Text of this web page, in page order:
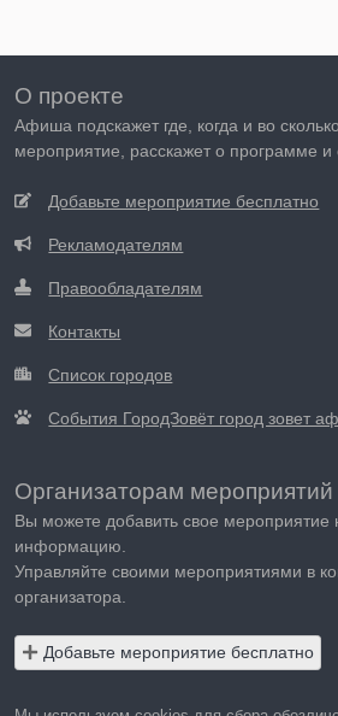
О проекте
Афиша подскажет где, когда и во
мероприятие, расскажет о программе и
Добавьте мероприятие бесплатно
Рекламодателям
Правообладателям
Контакты
Список городов
События ГородЗовёт город зовет
Организаторам мероприятий
Вы можете добавить свое мероприятие
информацию.
Управляйте своими мероприятиями в
организатора.
Добавьте мероприятие бесплатно